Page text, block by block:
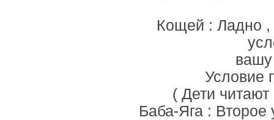
Кощей : Ладно ,
вашу
Условие
( Дети
Баба-Яга : Второе